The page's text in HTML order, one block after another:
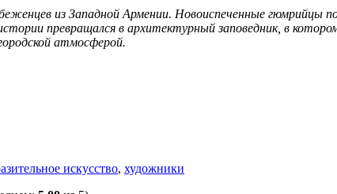
из Западной Армении. Новоиспеченные гюмрийцы
превращался в архитектурный заповедник, в
атмосферой.
искусство, художники